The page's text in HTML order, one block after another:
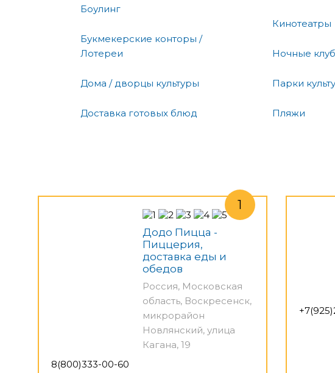
Боулинг
Букмекерские конторы /
Лотереи
Дома / дворцы культуры
Доставка готовых блюд
Кинотеатры
Ночные
Парки
Пляжи
Додо Пицца -
Пиццерия,
доставка еды и
обедов
Россия, Московская
область, Воскресенск,
микрорайон
Новлянский, улица
Кагана, 19
8(800)333-00-60